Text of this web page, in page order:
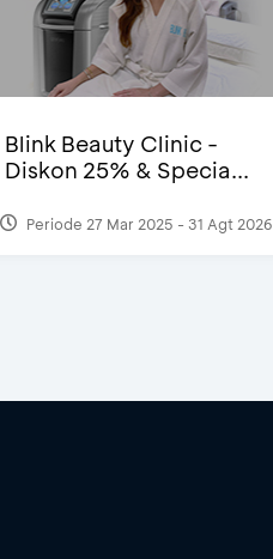
Blink Beauty Clinic -
Diskon 25% & Specia...
Periode 27 Mar 2025 - 31 Agt 2026